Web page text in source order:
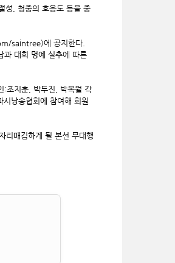
성, 청중의 호응도 등을 중
saintree)에 공지한다.
과 대회 명예 실추에 따른
조지훈, 박두진, 박목월 각
낭송협회에 참여해 회원
리매김하게 될 본선 무대행